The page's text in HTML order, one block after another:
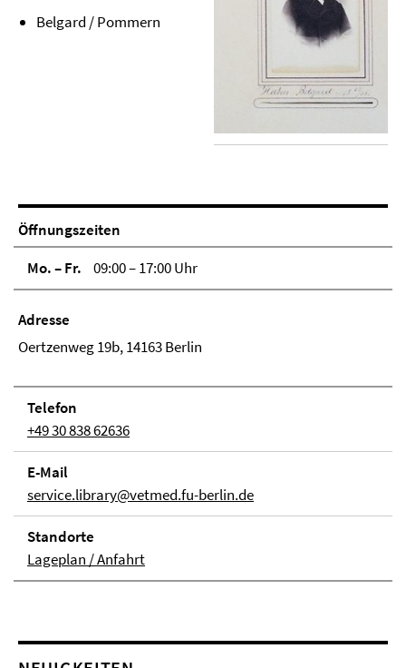
Belgard / Pommern
Öffnungszeiten
Mo. – Fr.
09:00 – 17:00 Uhr
Adresse
Oertzenweg 19b, 14163 Berlin
Telefon
+49 30 838 62636
E-Mail
service.library@vetmed.fu-berlin.de
Stand­orte
Lageplan / Anfahrt